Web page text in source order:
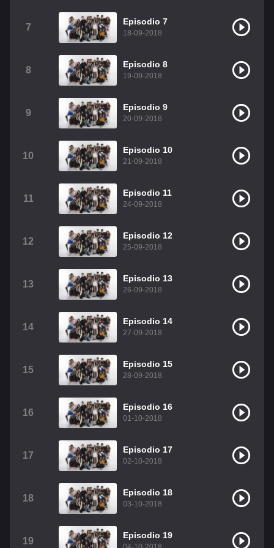
Christian Chavez
Dulce María
RBD Como Assistir Legendado
7
Episodio 7
18-09-2018
8
Episodio 8
19-09-2018
9
Episodio 9
20-09-2018
10
Episodio 10
21-09-2018
11
Episodio 11
24-09-2018
12
Episodio 12
25-09-2018
13
Episodio 13
26-09-2018
14
Episodio 14
27-09-2018
15
Episodio 15
28-09-2018
16
Episodio 16
01-10-2018
17
Episodio 17
02-10-2018
18
Episodio 18
03-10-2018
19
Episodio 19